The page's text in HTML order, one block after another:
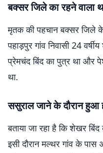
बक्सर जिले का रहने वाला
मृतक की पहचान बक्सर जिले
पहाड़पुर गांव निवासी 24
प्रेमचंद बिंद का पुत्र था और
था.
ससुराल जाने के दौरान हुआ
बताया जा रहा है कि शेखर
इसी दौरान मल्थर गांव के पास